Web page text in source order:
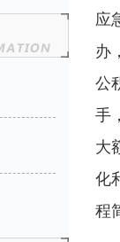
应
办
公
手
大
化
程